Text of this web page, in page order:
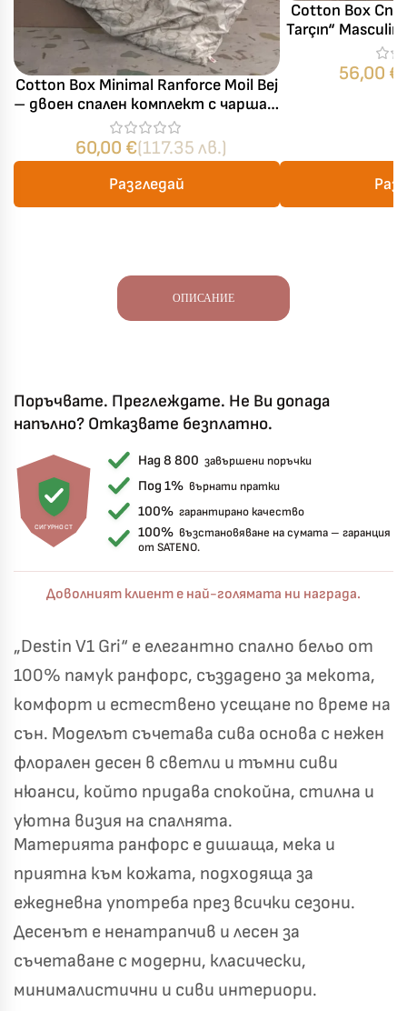
Cotton Box Minimal Ranforce Moil Bej
– двоен спален комплект с чаршаф
с ластик
60,00 €(117.35 лв.)
Разгледай
Cotton Box
Tarçın“
памук
56,00 €
ОПИСАНИЕ
Поръчвате. Преглеждате. Не Ви допада
напълно? Отказвате безплатно.
СИГУРНОСТ
Над 8 800 завършени поръчки
Под 1% върнати пратки
100% гарантирано качество
100% възстановяване на сумата – гаранция
от SATENO.
Доволният клиент е най-голямата ни награда.
„Destin V1 Gri“ е елегантно спално бельо от
100% памук ранфорс, създадено за мекота,
комфорт и естествено усещане по време на
сън. Моделът съчетава сива основа с нежен
флорален десен в светли и тъмни сиви
нюанси, който придава спокойна, стилна и
уютна визия на спалнята.
Материята ранфорс е дишаща, мека и
приятна към кожата, подходяща за
ежедневна употреба през всички сезони.
Десенът е ненатрапчив и лесен за
съчетаване с модерни, класически,
минималистични и сиви интериори.